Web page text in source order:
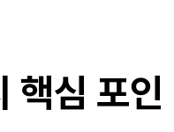
핵심 포인